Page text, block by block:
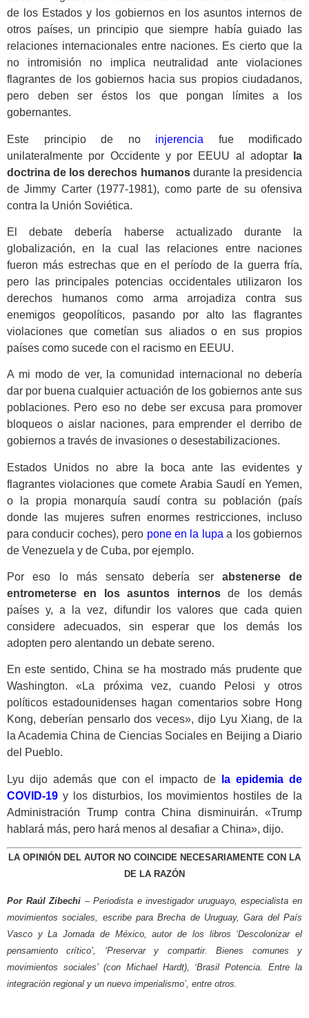
de los Estados y los gobiernos en los asuntos internos de
otros países, un principio que siempre había guiado las
relaciones internacionales entre naciones. Es cierto que la
no intromisión no implica neutralidad ante violaciones
flagrantes de los gobiernos hacia sus propios ciudadanos,
pero deben ser éstos los que pongan límites a los
gobernantes.
Este principio de no injerencia fue modificado
unilateralmente por Occidente y por EEUU al adoptar
la
doctrina de los derechos humanosdurante la presidencia
de Jimmy Carter (1977-1981), como parte de su ofensiva
contra la Unión Soviética.
El debate debería haberse actualizado durante la
globalización, en la cual las relaciones entre naciones
fueron más estrechas que en el período de la guerra fría,
pero las principales potencias occidentales utilizaron los
derechos humanos como arma arrojadiza contra sus
enemigos geopolíticos, pasando por alto las flagrantes
violaciones que cometían sus aliados o en sus propios
países como sucede con el racismo en EEUU.
A mi modo de ver, la comunidad internacional no debería
dar por buena cualquier actuación de los gobiernos ante sus
poblaciones. Pero eso no debe ser excusa para promover
bloqueos o aislar naciones, para emprender el derribo de
gobiernos a través de invasiones o desestabilizaciones.
​Estados Unidos no abre la boca ante las evidentes y
flagrantes violaciones que comete Arabia Saudí en Yemen,
o la propia monarquía saudí contra su población (país
donde las mujeres sufren enormes restricciones, incluso
para conducir coches), pero pone en la lupa a los gobiernos
de Venezuela y de Cuba, por ejemplo.
Por eso lo más sensato debería ser abstenerse de
entrometerse en los asuntos internosde los demás
países y, a la vez, difundir los valores que cada quien
considere adecuados, sin esperar que los demás los
adopten pero alentando un debate sereno.
En este sentido, China se ha mostrado más prudente que
Washington. «La próxima vez, cuando Pelosi y otros
políticos estadounidenses hagan comentarios sobre Hong
Kong, deberían pensarlo dos veces», dijo Lyu Xiang, de la
la Academia China de Ciencias Sociales en Beijing a Diario
del Pueblo.
Lyu dijo además que con el impacto de
la epidemia de
COVID-19 y los disturbios, los movimientos hostiles de la
Administración Trump contra China disminuirán. «Trump
hablará más, pero hará menos al desafiar a China», dijo.
LA OPINIÓN DEL AUTOR NO COINCIDE NECESARIAMENTE CON LA
DE LA RAZÓN
Por Raúl Zibechi – Periodista e investigador uruguayo, especialista en
movimientos sociales, escribe para Brecha de Uruguay, Gara del País
Vasco y La Jornada de México, autor de los libros ‘Descolonizar el
pensamiento crítico’, ‘Preservar y compartir. Bienes comunes y
movimientos sociales’ (con Michael Hardt), ‘Brasil Potencia. Entre la
integración regional y un nuevo imperialismo’, entre otros.